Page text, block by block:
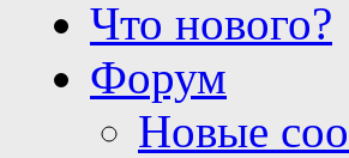
Что нового?
Форум
Новые